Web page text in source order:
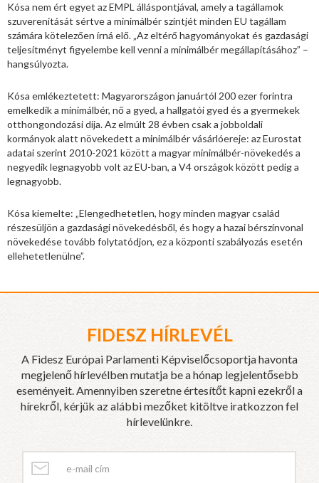
Kósa nem ért egyet az EMPL álláspontjával, amely a tagállamok
szuverenitását sértve a minimálbér szintjét minden EU tagállam
számára kötelezően írná elő. „Az eltérő hagyományokat és gazdasági
teljesítményt figyelembe kell venni a minimálbér megállapításához” –
hangsúlyozta.
Kósa emlékeztetett: Magyarországon januártól 200 ezer forintra
emelkedik a minimálbér, nő a gyed, a hallgatói gyed és a gyermekek
otthongondozási díja. Az elmúlt 28 évben csak a jobboldali
kormányok alatt növekedett a minimálbér vásárlóereje: az Eurostat
adatai szerint 2010-2021 között a magyar minimálbér-növekedés a
negyedik legnagyobb volt az EU-ban, a V4 országok között pedig a
legnagyobb.
Kósa kiemelte: „Elengedhetetlen, hogy minden magyar család
részesüljön a gazdasági növekedésből, és hogy a hazai bérszínvonal
növekedése tovább folytatódjon, ez a központi szabályozás esetén
ellehetetlenülne”.
FIDESZ HÍRLEVÉL
A Fidesz Európai Parlamenti Képviselőcsoportja havonta
megjelenő hírlevélben mutatja be a hónap legjelentősebb
eseményeit. Amennyiben szeretne értesítőt kapni ezekről a
hírekről, kérjük az alábbi mezőket kitöltve iratkozzon fel
hírlevelünkre.